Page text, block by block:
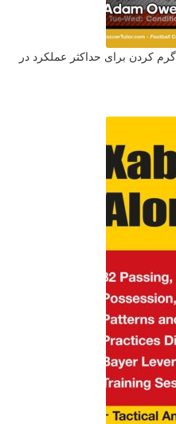
کردن برای حداکثر عملکرد در